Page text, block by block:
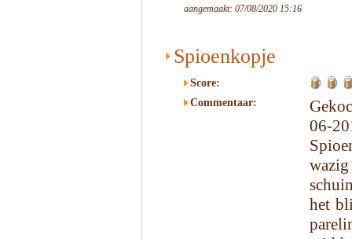
aangemaakt: 07/08/2020 15:16
Spioenkopje
Score:
Commentaar:
06-
het